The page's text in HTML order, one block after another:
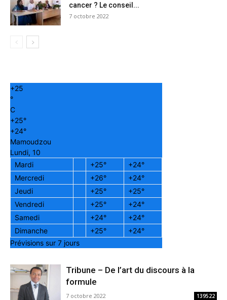
cancer ? Le conseil...
7 octobre 2022
+25
°
C
+25°
+24°
Mamoudzou
Lundi, 10
Mardi
+25° +24°
Mercredi
+26° +24°
Jeudi
+25° +25°
Vendredi
+25° +24°
Samedi
+24° +24°
Dimanche
+25° +24°
Prévisions sur 7 jours
Tribune – De l’art du discours à la
formule
7 octobre 2022 139522